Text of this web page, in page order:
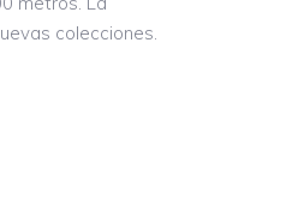
colecciones.